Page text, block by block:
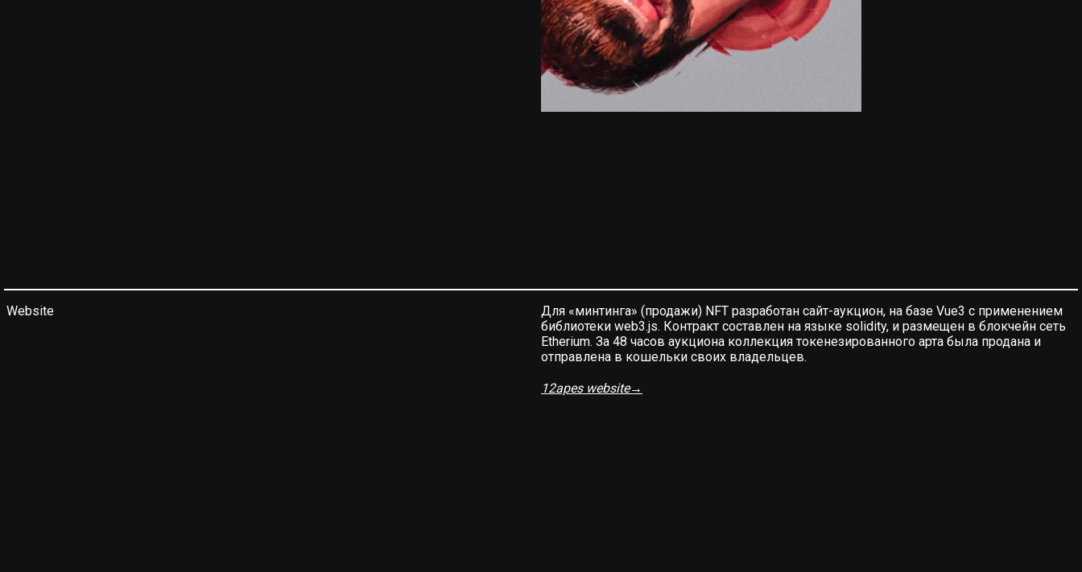
Website
Для «минтинга» (продажи) NFT разработан сайт-аукцион, на базе Vue3 с применением
библиотеки web3.js. Контракт составлен на языке solidity, и размещен в блокчейн сеть
Etherium. За 48 часов аукциона коллекция токенезированного арта была продана и
отправлена в кошельки своих владельцев.
12apes website→